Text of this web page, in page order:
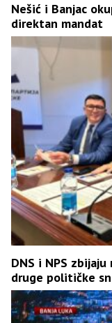
Nešić i Banjac
direktan mandat
DNS i NPS
druge političke